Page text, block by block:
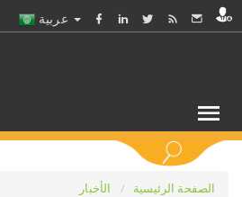
الصفحة الرئيسية
الأخبار